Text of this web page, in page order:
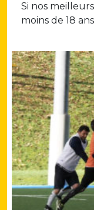
Si nos meilleurs
moins de 18